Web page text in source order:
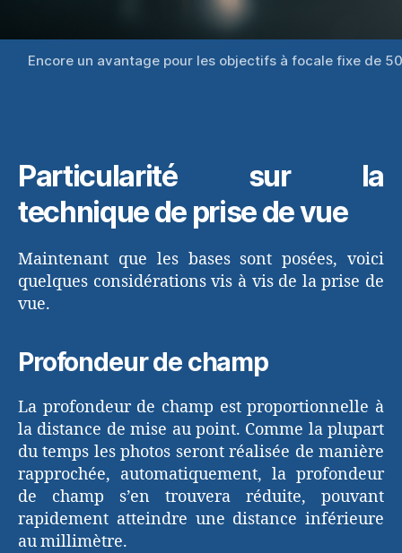
Encore un avantage pour les objectifs à focale fixe de
Particularité sur la
technique de prise de vue
Maintenant que les bases sont posées, voici
quelques considérations vis à vis de la prise de
vue.
Profondeur de champ
La profondeur de champ est proportionnelle à
la distance de mise au point. Comme la plupart
du temps les photos seront réalisée de manière
rapprochée, automatiquement, la profondeur
de champ s’en trouvera réduite, pouvant
rapidement atteindre une distance inférieure
au millimètre.